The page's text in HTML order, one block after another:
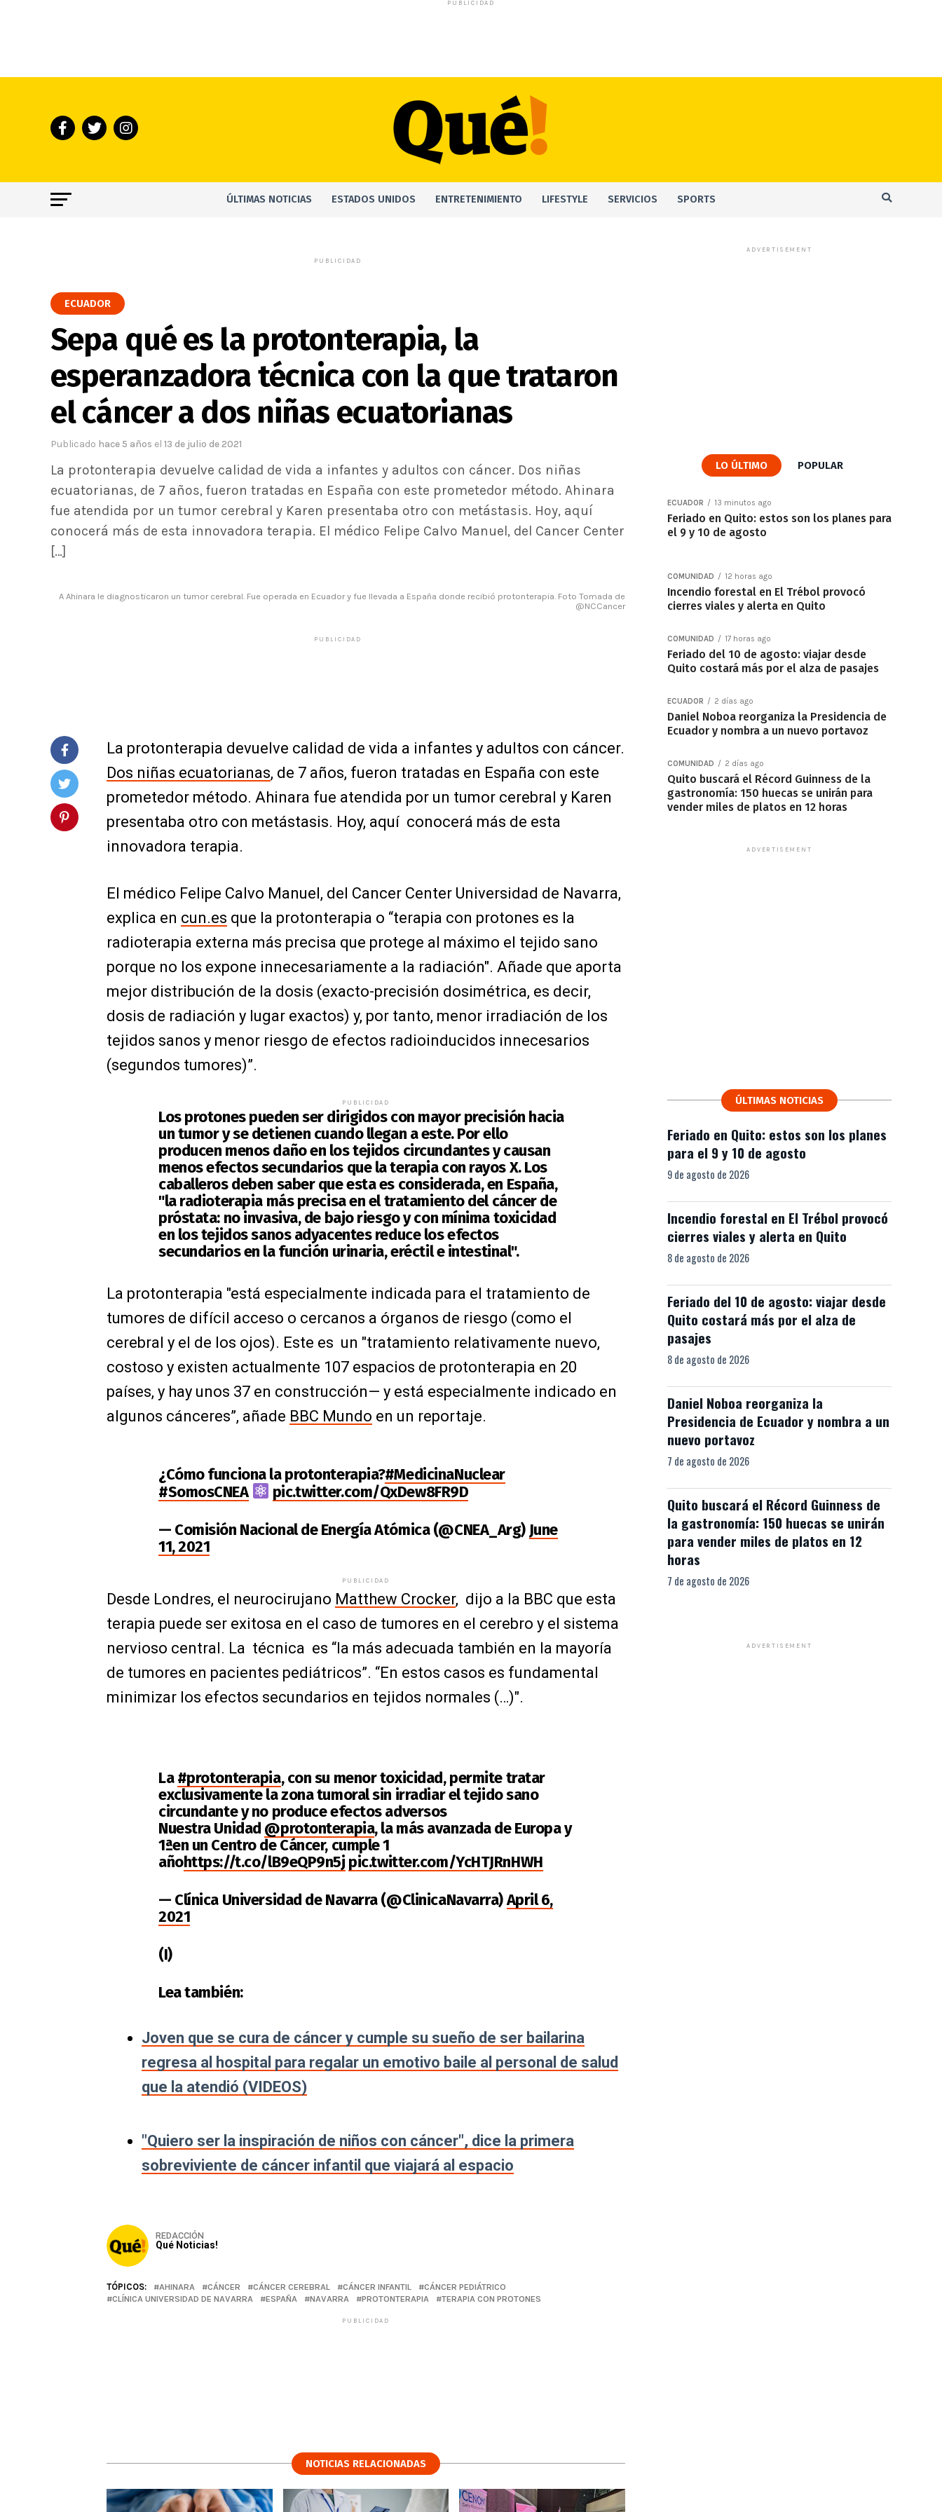
PUBLICIDAD
ÚLTIMAS NOTICIAS ESTADOS UNIDOS ENTRETENIMIENTO LIFESTYLE SERVICIOS SPORTS
PUBLICIDAD
ECUADOR
Sepa qué es la protonterapia, la
esperanzadora técnica con la que trataron
el cáncer a dos niñas ecuatorianas
Publicado hace 5 años el 13 de julio de 2021
La protonterapia devuelve calidad de vida a infantes y adultos con cáncer. Dos niñas
ecuatorianas, de 7 años, fueron tratadas en España con este prometedor método. Ahinara
fue atendida por un tumor cerebral y Karen presentaba otro con metástasis. Hoy, aquí
conocerá más de esta innovadora terapia. El médico Felipe Calvo Manuel, del Cancer Center
[…]
A Ahinara le diagnosticaron un tumor cerebral. Fue operada en Ecuador y fue llevada a España donde recibió protonterapia. Foto Tomada de
@NCCancer
PUBLICIDAD
La protonterapia devuelve calidad de vida a infantes y adultos con cáncer.
Dos niñas ecuatorianas, de 7 años, fueron tratadas en España con este
prometedor método. Ahinara fue atendida por un tumor cerebral y Karen
presentaba otro con metástasis. Hoy, aquí conocerá más de esta
innovadora terapia.
El médico Felipe Calvo Manuel, del Cancer Center Universidad de Navarra,
explica en cun.es que la protonterapia o “terapia con protones es la
radioterapia externa más precisa que protege al máximo el tejido sano
porque no los expone innecesariamente a la radiación". Añade que aporta
mejor distribución de la dosis (exacto-precisión dosimétrica, es decir,
dosis de radiación y lugar exactos) y, por tanto, menor irradiación de los
tejidos sanos y menor riesgo de efectos radioinducidos innecesarios
(segundos tumores)”.
PUBLICIDAD
Los protones pueden ser dirigidos con mayor precisión hacia
un tumor y se detienen cuando llegan a este. Por ello
producen menos daño en los tejidos circundantes y causan
menos efectos secundarios que la terapia con rayos X. Los
caballeros deben saber que esta es considerada, en España,
"la radioterapia más precisa en el tratamiento del cáncer de
próstata: no invasiva, de bajo riesgo y con mínima toxicidad
en los tejidos sanos adyacentes reduce los efectos
secundarios en la función urinaria, eréctil e intestinal".
La protonterapia "está especialmente indicada para el tratamiento de
tumores de difícil acceso o cercanos a órganos de riesgo (como el
cerebral y el de los ojos). Este es un "tratamiento relativamente nuevo,
costoso y existen actualmente 107 espacios de protonterapia en 20
países, y hay unos 37 en construcción— y está especialmente indicado en
algunos cánceres”, añade BBC Mundo en un reportaje.
¿Cómo funciona la protonterapia?#MedicinaNuclear
#SomosCNEA
pic.twitter.com/QxDew8FR9D
— Comisión Nacional de Energía Atómica (@CNEA_Arg) June
11, 2021
PUBLICIDAD
Desde Londres, el neurocirujano Matthew Crocker, dijo a la BBC que esta
terapia puede ser exitosa en el caso de tumores en el cerebro y el sistema
nervioso central. La técnica es “la más adecuada también en la mayoría
de tumores en pacientes pediátricos”. “En estos casos es fundamental
minimizar los efectos secundarios en tejidos normales (…)".
La#protonterapia, con su menor toxicidad, permite tratar
exclusivamente la zona tumoral sin irradiar el tejido sano
circundante y no produce efectos adversos
Nuestra Unidad @protonterapia, la más avanzada de Europa y
1ªen un Centro de Cáncer, cumple 1
añohttps://t.co/lB9eQP9n5j pic.twitter.com/YcHTJRnHWH
— Clínica Universidad de Navarra (@ClinicaNavarra)April 6,
2021
(I)
Lea también:
Joven que se cura de cáncer y cumple su sueño de ser bailarina
regresa al hospital para regalar un emotivo baile al personal de salud
que la atendió (VIDEOS)
"Quiero ser la inspiración de niños con cáncer", dice la primera
sobreviviente de cáncer infantil que viajará al espacio
REDACCIÓN
Qué Noticias!
TÓPICOS: AHINARA CÁNCER CÁNCER CEREBRAL CÁNCER INFANTIL
CÁNCER PEDIÁTRICO
CLÍNICA UNIVERSIDAD DE NAVARRA
ESPAÑA NAVARRA PROTONTERAPIA TERAPIA CON PROTONES
PUBLICIDAD
NOTICIAS RELACIONADAS
ADVERTISEMENT
LO ÚLTIMO POPULAR
ECUADOR 13 minutos ago
Feriado en Quito: estos son los planes para
el 9 y 10 de agosto
COMUNIDAD 12 horas ago
Incendio forestal en El Trébol provocó
cierres viales y alerta en Quito
COMUNIDAD 17 horas ago
Feriado del 10 de agosto: viajar desde
Quito costará más por el alza de pasajes
ECUADOR 2 días ago
Daniel Noboa reorganiza la Presidencia de
Ecuador y nombra a un nuevo portavoz
COMUNIDAD 2 días ago
Quito buscará el Récord Guinness de la
gastronomía: 150 huecas se unirán para
vender miles de platos en 12 horas
ADVERTISEMENT
ÚLTIMAS NOTICIAS
Feriado en Quito: estos son los planes
para el 9 y 10 de agosto
9 de agosto de 2026
Incendio forestal en El Trébol provocó
cierres viales y alerta en Quito
8 de agosto de 2026
Feriado del 10 de agosto: viajar desde
Quito costará más por el alza de
pasajes
8 de agosto de 2026
Daniel Noboa reorganiza la
Presidencia de Ecuador y nombra a un
nuevo portavoz
7 de agosto de 2026
Quito buscará el Récord Guinness de
la gastronomía: 150 huecas se unirán
para vender miles de platos en 12
horas
7 de agosto de 2026
ADVERTISEMENT